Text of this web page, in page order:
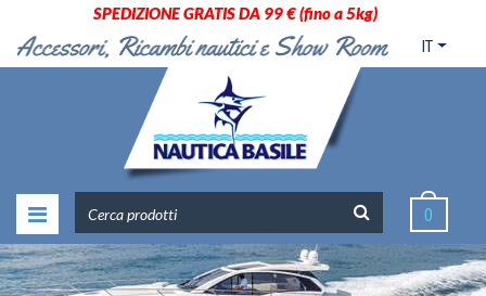
SPEDIZIONE GRATIS DA 99 € (fino a 5kg)
IT
0